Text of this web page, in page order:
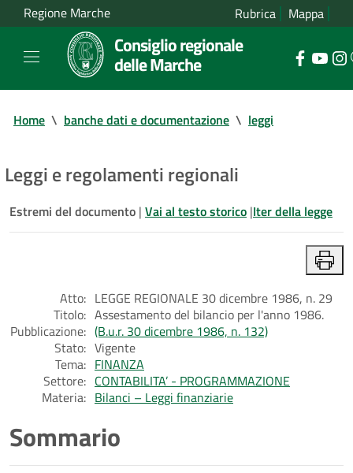
Regione Marche Rubrica Mappa
Consiglio regionale
delle Marche
Home \ banche dati e documentazione \ leggi
Leggi e regolamenti regionali
Estremi del documento | Vai al testo storico |Iter della legge
Atto: LEGGE REGIONALE 30 dicembre 1986, n. 29
Titolo: Assestamento del bilancio per l'anno 1986.
Pubblicazione: (B.u.r. 30 dicembre 1986, n. 132)
Stato: Vigente
Tema: FINANZA
Settore: CONTABILITA’ - PROGRAMMAZIONE
Materia: Bilanci – Leggi finanziarie
Sommario